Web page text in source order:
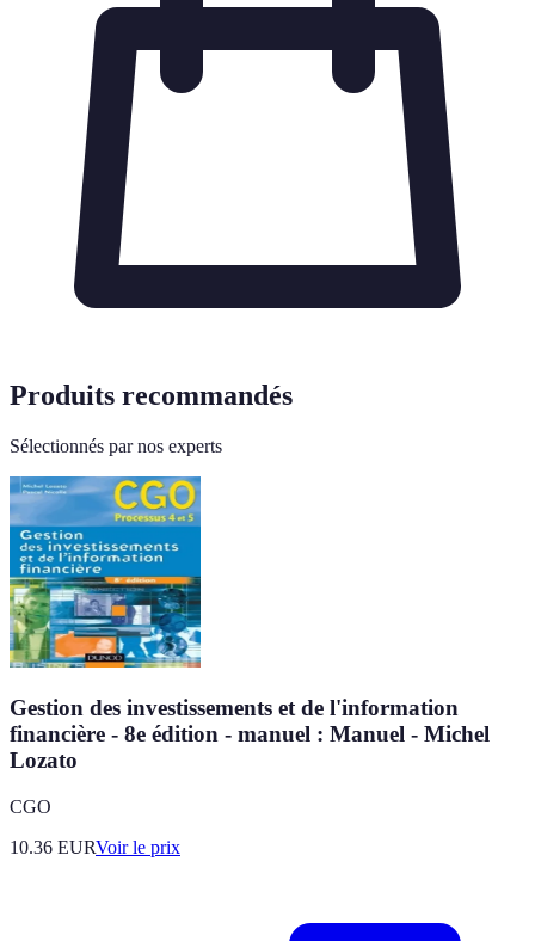
Produits recommandés
Sélectionnés par nos experts
Gestion des investissements et de l'information
financière - 8e édition - manuel : Manuel - Michel
Lozato
CGO
10.36 EURVoir le prix